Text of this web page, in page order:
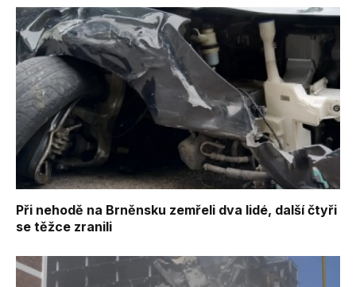
Při nehodě na Brněnsku zemřeli dva lidé, další čtyři
se těžce zranili